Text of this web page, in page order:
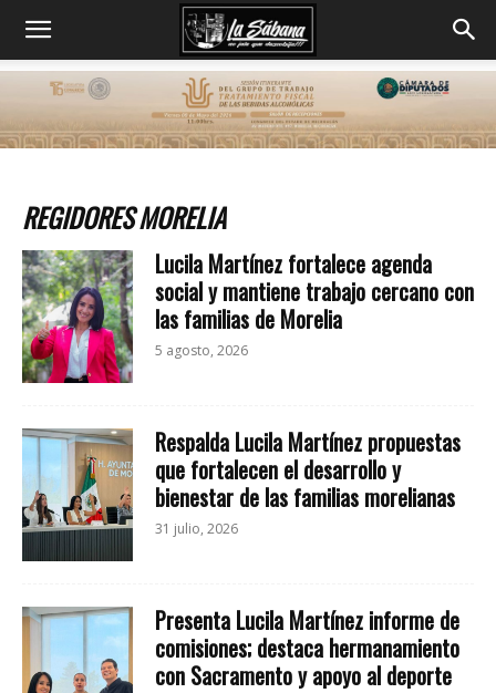
REGIDORES MORELIA
Lucila Martínez fortalece agenda
social y mantiene trabajo cercano con
las familias de Morelia
5 agosto, 2026
Respalda Lucila Martínez propuestas
que fortalecen el desarrollo y
bienestar de las familias morelianas
31 julio, 2026
Presenta Lucila Martínez informe de
comisiones; destaca hermanamiento
con Sacramento y apoyo al deporte